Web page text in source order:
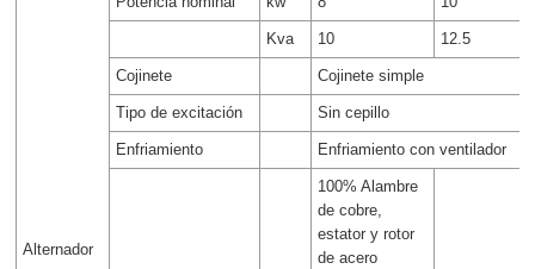
Alternador
Kva 10 12.5
Cojinete Cojinete simple
Tipo de excitación Sin cepillo
Enfriamiento Enfriamiento con ventilador
100% Alambre
de cobre,
estator y rotor
de acero